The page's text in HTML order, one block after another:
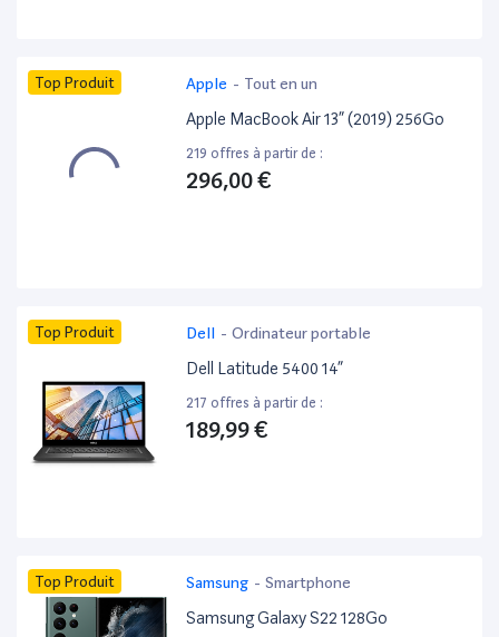
Top Produit Apple - Tout en un
Apple MacBook Air 13” (2019) 256Go
219 offres à partir de :
296,00 €
Top Produit Dell - Ordinateur portable
Dell Latitude 5400 14”
217 offres à partir de :
189,99 €
Top Produit Samsung - Smartphone
Samsung Galaxy S22 128Go